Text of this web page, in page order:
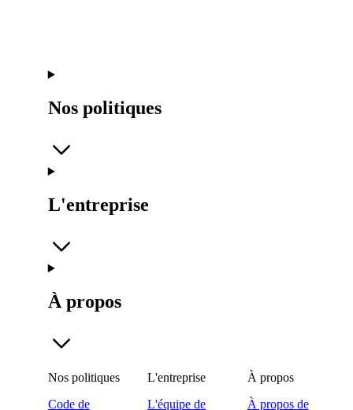
Nos politiques
L'entreprise
À propos
Nos politiques
Code de
L'entreprise
L'équipe de
À propos
À propos de